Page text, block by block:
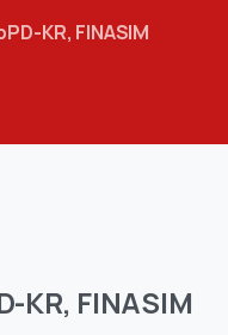
KR, FINASIM
KR, FINASIM